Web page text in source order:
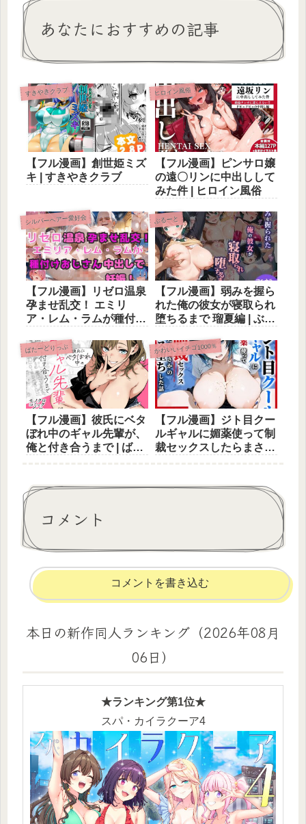
あなたにおすすめの記事
すきやきクラブ
【フル漫画】創世姫ミズ
キ | すきやきクラブ
ヒロイン風俗
【フル漫画】ピンサロ嬢
の遠〇リンに中出しして
みた件 | ヒロイン風俗
シルバーヘアー愛好会
【フル漫画】リゼロ温泉
孕ませ乱交！ エミリ
ア・レム・ラムが種付け
| シルバーヘアー愛好会
ぶるーと
【フル漫画】弱みを握ら
れた俺の彼女が寝取られ
堕ちるまで 瑠夏編 | ぶる
ばたーどりっぷ
【フル漫画】彼氏にベタ
ぼれ中のギャル先輩が、
俺と付き合うまで | ばた
かわいいイチゴ1000％
【フル漫画】ジト目クー
ルギャルに媚薬使って制
裁セックスしたらまさか
コメント
コメントを書き込む
本日の新作同人ランキング（2026年08月
06日）
★ランキング第1位★
スパ・カイラクーア4